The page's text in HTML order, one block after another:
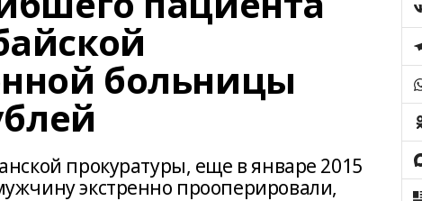
больницы
прокуратуры, еще в январе 2015
экстренно прооперировали,